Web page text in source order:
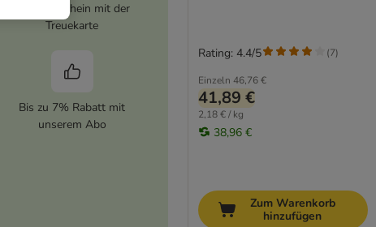
10 € Gutschein mit der
Treuekarte
Bis zu 7% Rabatt mit
unserem Abo
Einzeln 46,76 €
41,89 €
2,18 € / kg
38,96 €
Rating: 4.4/5 (7)
Zum Warenkorb
hinzufügen